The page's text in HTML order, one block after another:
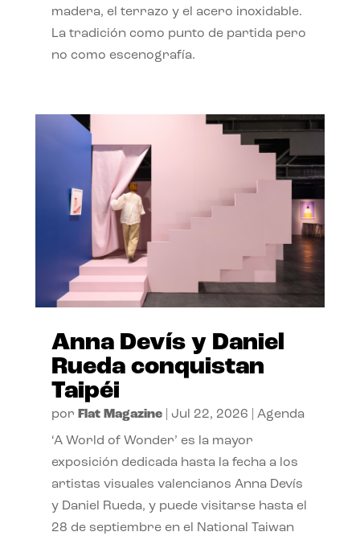
madera, el terrazo y el acero inoxidable.
La tradición como punto de partida pero
no como escenografía.
Anna Devís y Daniel
Rueda conquistan
Taipéi
por Flat Magazine| Jul 22, 2026 Agenda
‘A World of Wonder’ es la mayor
exposición dedicada hasta la fecha a los
artistas visuales valencianos Anna Devís
y Daniel Rueda, y puede visitarse hasta el
28 de septiembre en el National Taiwan